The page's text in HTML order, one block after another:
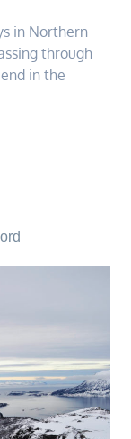
in Northern
through
in the